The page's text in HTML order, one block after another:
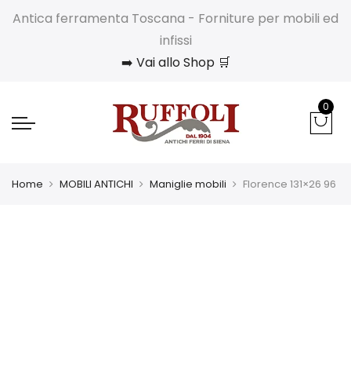
Antica ferramenta Toscana - Forniture per mobili ed
infissi
➡️ Vai allo Shop 🛒
0
Home MOBILI ANTICHI Maniglie mobili Florence 131×26 96